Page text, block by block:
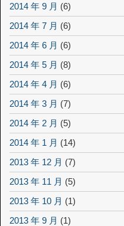
2014 年 9 月 (6)
2014 年 7 月 (6)
2014 年 6 月 (6)
2014 年 5 月 (8)
2014 年 4 月 (6)
2014 年 3 月 (7)
2014 年 2 月 (5)
2014 年 1 月 (14)
2013 年 12 月 (7)
2013 年 11 月 (5)
2013 年 10 月 (1)
2013 年 9 月 (1)